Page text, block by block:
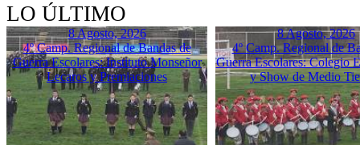
LO ÚLTIMO
8 Agosto, 2026
4º Camp. Regional de Bandas de
Guerra Escolares: Instituto Monseñor
Lecaros y Premiaciones
8 Agosto, 2026
4º Camp. Regional de
Guerra Escolares: Colegio
y Show de Medio